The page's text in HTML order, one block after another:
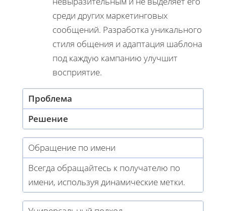
среди других маркетинговых
сообщений. Разработка уникального
стиля общения и адаптация шаблона
под каждую кампанию улучшит
восприятие.
Проблема
Решение
Обращение по имени
Всегда обращайтесь к получателю по
имени, используя динамические метки.